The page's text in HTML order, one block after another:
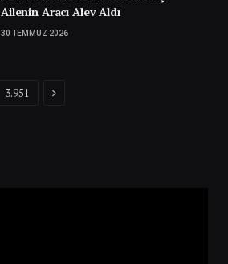
Ailenin Aracı Alev Aldı
30 TEMMUZ 2026
3.951 Next